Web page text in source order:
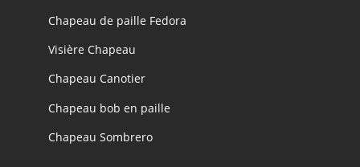
Chapeau de paille Fedora
Visière Chapeau
Chapeau Canotier
Chapeau bob en paille
Chapeau Sombrero